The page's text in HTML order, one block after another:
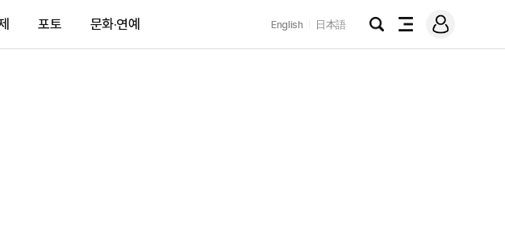
포토 문화·연예 English 日本語
검
전
메
그